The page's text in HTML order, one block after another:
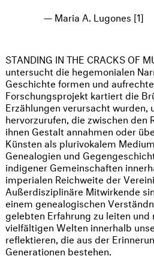
Maria A. Lugones [1]
STANDING IN THE CRACKS OF
untersucht die hegemonialen
Geschichte formen und
Forschungsprojekt kartiert die
Erzählungen verursacht wurden,
hervorzurufen, die zwischen den
ihnen Gestalt annahmen oder
Künsten als plurivokalem
Genealogien und
indigener Gemeinschaften
imperialen Reichweite der
Außerdisziplinäre Mitwirkende
einem genealogischen
gelebten Erfahrung zu leiten und
vielfältigen Welten innerhalb
reflektieren, die aus der
Generationen bestehen.